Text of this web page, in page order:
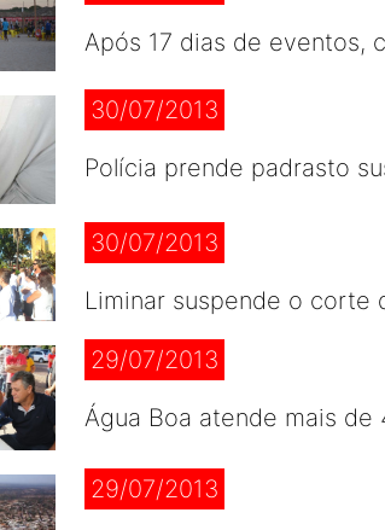
Após 17 dias de eventos,
30/07/2013
Polícia prende padrasto
30/07/2013
Liminar suspende o corte
29/07/2013
Água Boa atende mais
29/07/2013